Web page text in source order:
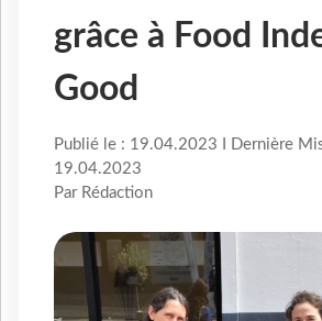
grâce à Food
Good
Publié le : 19.04.2023 I Dernière
19.04.2023
Par Rédaction